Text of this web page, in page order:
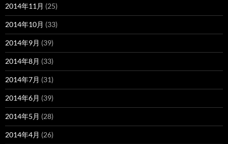
2014年11月 (25)
2014年10月 (33)
2014年9月 (39)
2014年8月 (33)
2014年7月 (31)
2014年6月 (39)
2014年5月 (28)
2014年4月 (26)